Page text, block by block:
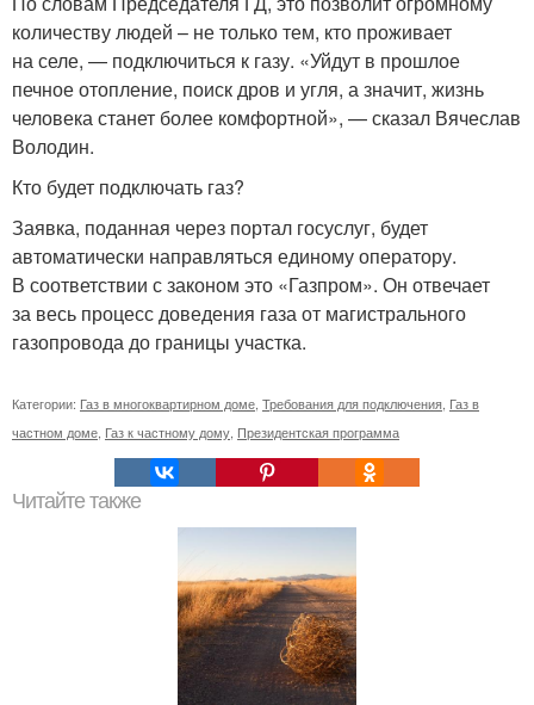
количеству людей – не только тем, кто проживает
на селе, — подключиться к газу. «Уйдут в прошлое
печное отопление, поиск дров и угля, а значит, жизнь
человека станет более комфортной», — сказал Вячеслав
Володин.
Кто будет подключать газ?
Заявка, поданная через портал госуслуг, будет
автоматически направляться единому оператору.
В соответствии с законом это «Газпром». Он отвечает
за весь процесс доведения газа от магистрального
газопровода до границы участка.
Категории: Газ в многоквартирном доме Требования для подключения Газ в
частном доме Газ к частному дому Президентская программа
Читайте также